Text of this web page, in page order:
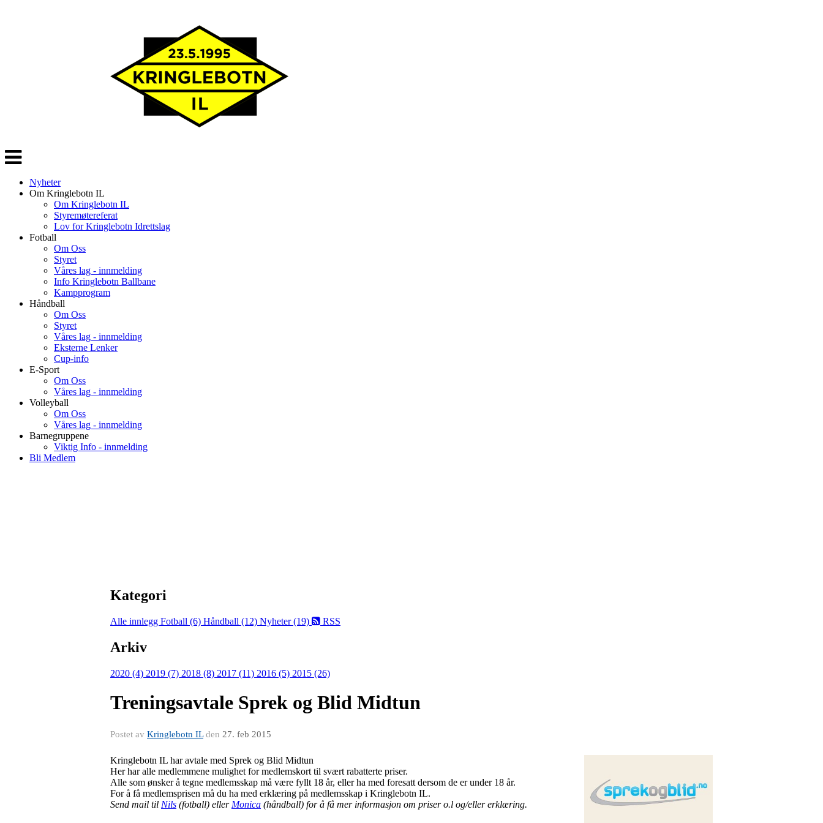
Veksle
navigasjon
Nyheter
Om Kringlebotn IL
Om Kringlebotn IL
Styremøtereferat
Lov for Kringlebotn Idrettslag
Fotball
Om Oss
Styret
Våres lag - innmelding
Info Kringlebotn Ballbane
Kampprogram
Håndball
Om Oss
Styret
Våres lag - innmelding
Eksterne Lenker
Cup-info
E-Sport
Om Oss
Våres lag - innmelding
Volleyball
Om Oss
Våres lag - innmelding
Barnegruppene
Viktig Info - innmelding
Bli Medlem
Kategori
Alle innlegg Fotball (6) Håndball (12) Nyheter (19) RSS
Arkiv
2020 (4) 2019 (7) 2018 (8) 2017 (11) 2016 (5) 2015 (26)
Treningsavtale Sprek og Blid Midtun
Postet av Kringlebotn ILden 27. feb 2015
Kringlebotn IL har avtale med Sprek og Blid Midtun
Her har alle medlemmene mulighet for medlemskort til svært rabatterte priser.
Alle som ønsker å tegne medlemsskap må være fyllt 18 år, eller ha med foresatt dersom de er under 18 år.
For å få medlemsprisen må du ha med erklæring på medlemsskap i Kringlebotn IL.
Send mail til Nils (fotball) eller Monica (håndball) for å få mer informasjon om priser o.l og/eller erklæring.